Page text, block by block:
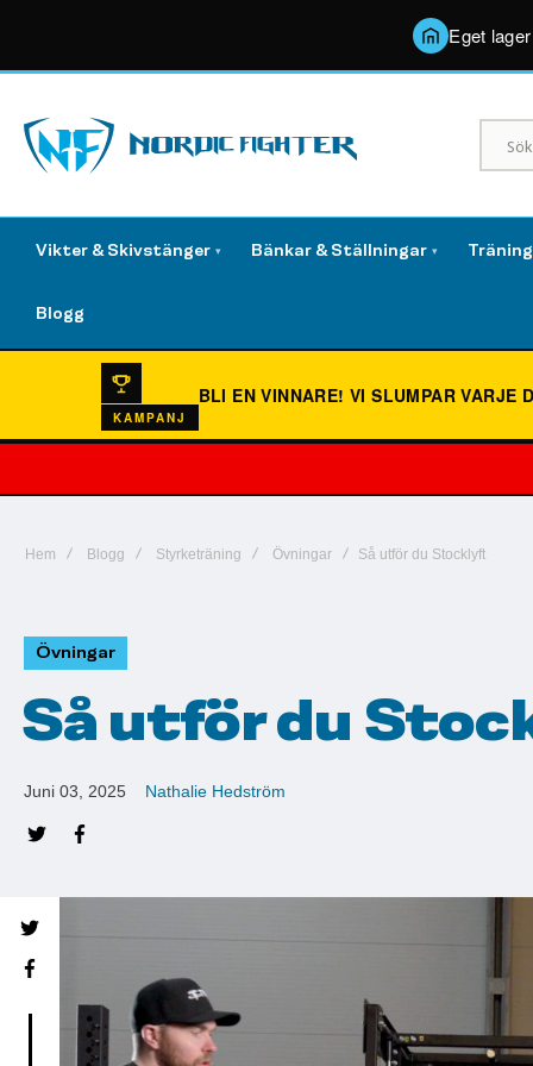
Eget
Vikter & Skivstänger ▾ Bänkar & Ställningar ▾
Blogg
KAMPANJ
BLI EN VINNARE!VI SLUMPAR VARJE
Hem Blogg Styrketräning Övningar Så utför du Stocklyft
Övningar
Så utför du
Juni 03, 2025 Nathalie Hedström